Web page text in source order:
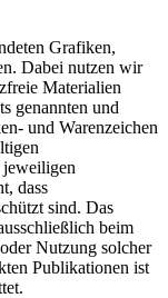
Grafiken,
Dabei nutzen wir
Materialien
genannten und
und Warenzeichen
jeweiligen
dass
sind. Das
beim
Nutzung solcher
Publikationen ist